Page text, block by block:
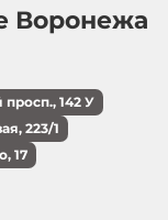
Воронежа
142 У
223/1
17